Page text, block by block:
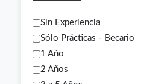
Sin Experiencia
Sólo Prácticas - Becario
1 Año
2 Años